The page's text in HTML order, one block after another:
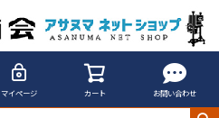
マイページ カート お問い合わせ